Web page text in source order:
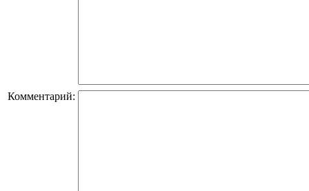
Комментарий: